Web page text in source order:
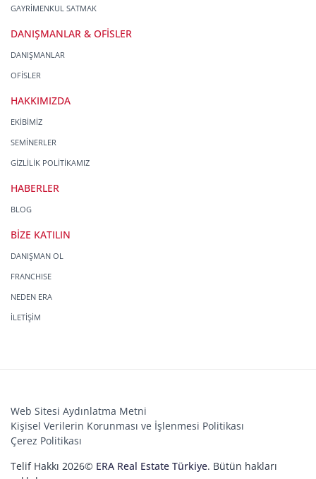
GAYRİMENKUL SATMAK
DANIŞMANLAR & OFİSLER
DANIŞMANLAR
OFİSLER
HAKKIMIZDA
EKİBİMİZ
SEMİNERLER
GİZLİLİK POLİTİKAMIZ
HABERLER
BLOG
BİZE KATILIN
DANIŞMAN OL
FRANCHISE
NEDEN ERA
İLETİŞİM
Web Sitesi Aydınlatma Metni
Kişisel Verilerin Korunması ve İşlenmesi Politikası
Çerez Politikası
Telif Hakkı 2026© ERA Real Estate Türkiye. Bütün hakları